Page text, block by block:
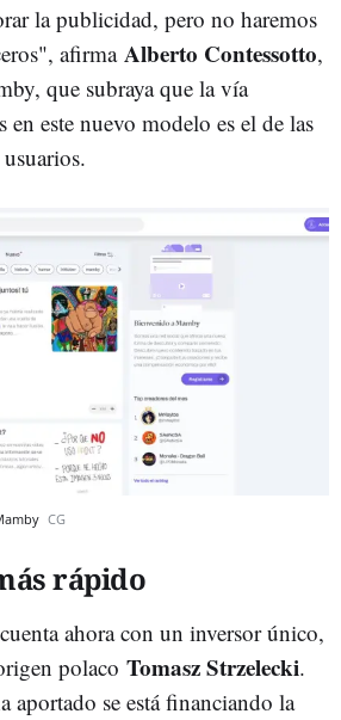
la publicidad, pero no haremos
afirmaAlberto Contessotto,
que subraya que la vía
este nuevo modelo es el de las
CG
rápido
ahora con un inversor único,
polaco Tomasz Strzelecki.
aportado se está financiando la